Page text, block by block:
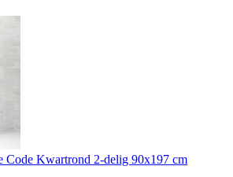
Code Kwartrond 2-delig 90x197 cm